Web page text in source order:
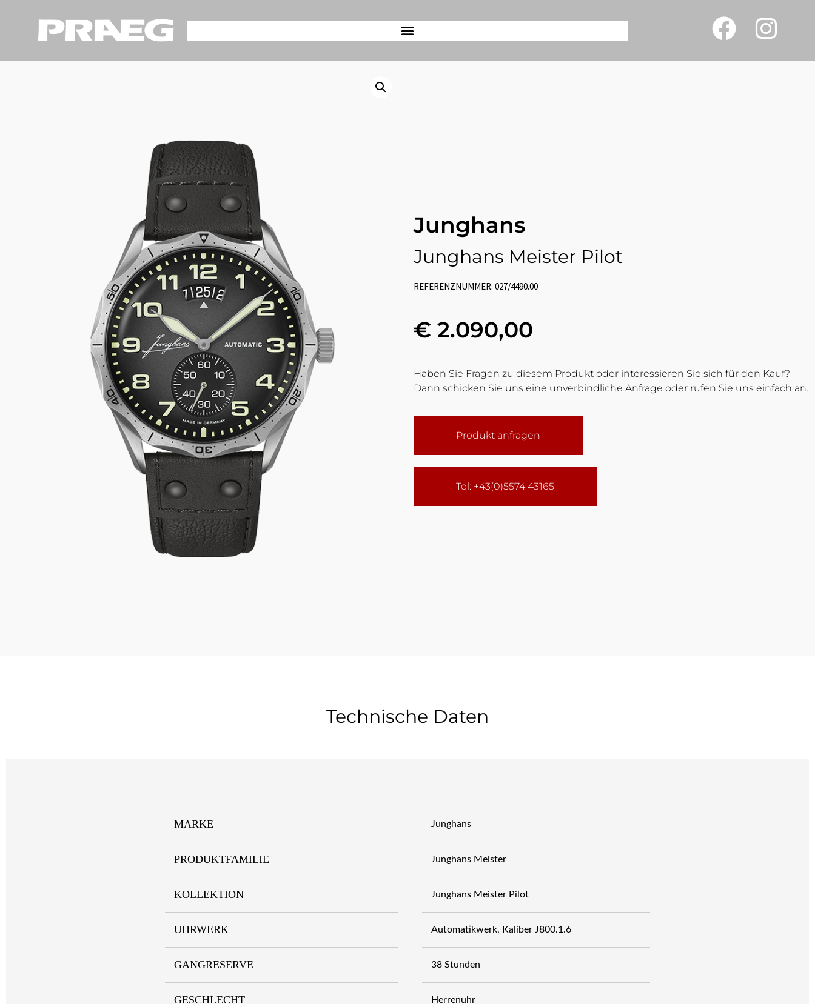
Junghans
Junghans Meister Pilot
REFERENZNUMMER: 027/4490.00
€ 2.090,00
Haben Sie Fragen zu diesem Produkt oder interessieren Sie sich für den Kauf?
Dann schicken Sie uns eine unverbindliche Anfrage oder rufen Sie uns einfach an.
Produkt anfragen
Tel: +43(0)5574 43165
Technische Daten
MARKE Junghans
PRODUKTFAMILIE Junghans Meister
KOLLEKTION Junghans Meister Pilot
UHRWERK Automatikwerk, Kaliber J800.1.6
GANGRESERVE 38 Stunden
GESCHLECHT Herrenuhr